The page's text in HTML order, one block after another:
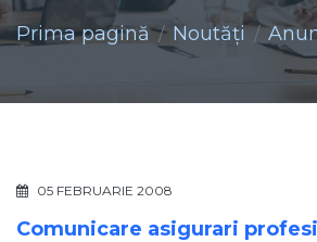
Prima pagină Noutăţi
05 FEBRUARIE 2008
Comunicare asigurari